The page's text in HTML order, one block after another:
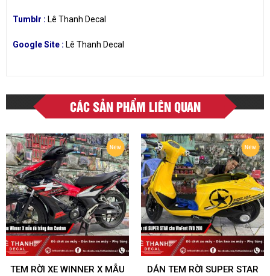
Tumblr : Lê Thanh Decal
Google Site : Lê Thanh Decal
CÁC SẢN PHẨM LIÊN QUAN
TEM RỜI XE WINNER X MẪU
DÁN TEM RỜI SUPER STAR